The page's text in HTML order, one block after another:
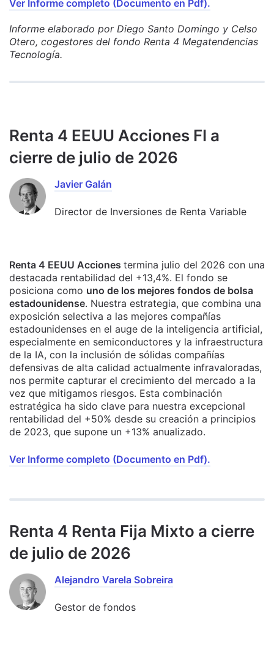
Ver Informe completo (Documento en Pdf).
Informe elaborado por Diego Santo Domingo y Celso
Otero, cogestores del fondo Renta 4 Megatendencias
Tecnología.
Renta 4 EEUU Acciones FI a
cierre de julio de 2026
Javier Galán
Director de Inversiones de Renta Variable
Renta 4 EEUU Acciones termina julio del 2026 con una
destacada rentabilidad del +13,4%. El fondo se
posiciona como uno de los mejores fondos de bolsa
estadounidense. Nuestra estrategia, que combina una
exposición selectiva a las mejores compañías
estadounidenses en el auge de la inteligencia artificial,
especialmente en semiconductores y la infraestructura
de la IA, con la inclusión de sólidas compañías
defensivas de alta calidad actualmente infravaloradas,
nos permite capturar el crecimiento del mercado a la
vez que mitigamos riesgos. Esta combinación
estratégica ha sido clave para nuestra excepcional
rentabilidad del +50% desde su creación a principios
de 2023, que supone un +13% anualizado.
Ver Informe completo (Documento en Pdf).
Renta 4 Renta Fija Mixto a cierre
de julio de 2026
Alejandro Varela Sobreira
Gestor de fondos